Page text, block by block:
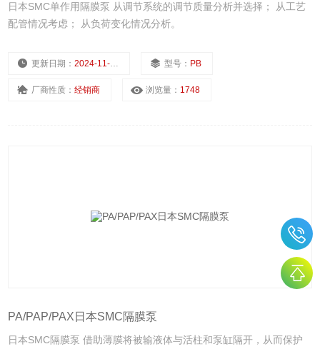
日本SMC单作用隔膜泵 从调节系统的调节质量分析并选择； 从工艺
配管情况考虑； 从负荷变化情况分析。
更新日期：2024-11-22 型号： PB
厂商性质：经销商 浏览量： 1748
PA/PAP/PAX日本SMC隔膜泵
日本SMC隔膜泵 借助薄膜将被输液体与活柱和泵缸隔开，从而保护